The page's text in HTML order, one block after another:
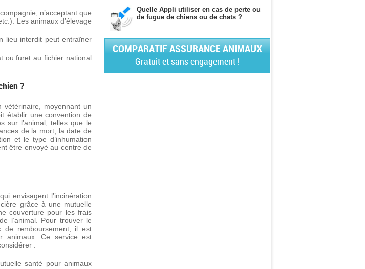
n’acceptant que
Les animaux d’élevage
lieu interdit peut entraîner
ou furet au fichier national
?
vétérinaire, moyennant un
établir une convention de
sur l’animal, telles que le
de la mort, la date de
et le type d’inhumation
être envoyé au centre de
envisagent l’incinération
grâce à une mutuelle
couverture pour les frais
l’animal. Pour trouver le
de remboursement, il est
animaux. Ce service est
:
santé pour animaux
Quelle Appli utiliser en cas de perte ou
de fugue de chiens ou de chats ?
COMPARATIF ASSURANCE ANIMAUX
Gratuit et sans engagement !